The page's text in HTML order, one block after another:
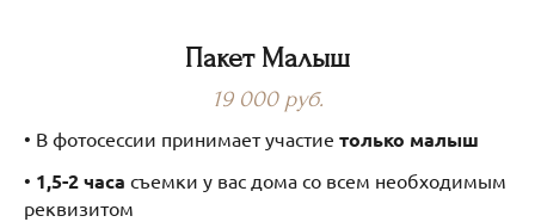
Пакет Малыш
19 000 руб.
• В фотосессии принимает участие только малыш
• 1,5-2 часа съемки у вас дома со всем необходимым
реквизитом